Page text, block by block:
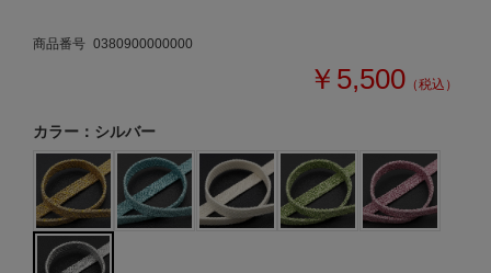
商品番号 0380900000000
￥5,500 （税込）
カラー：シルバー